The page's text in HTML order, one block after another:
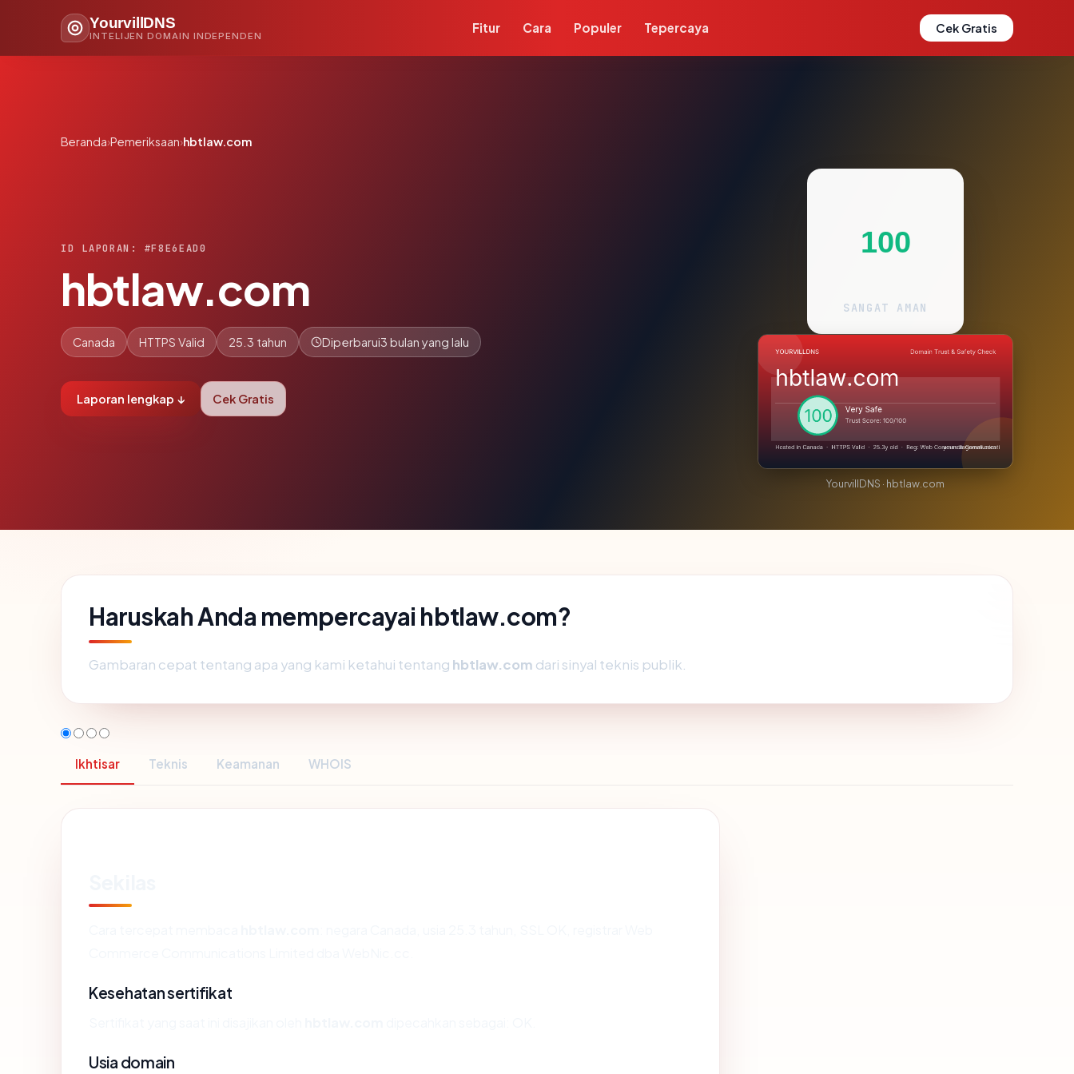
YourvillDNS
INTELIJEN DOMAIN INDEPENDEN
Fitur Cara Populer Tepercaya Cek Gratis
Beranda›Pemeriksaan›hbtlaw.com
ID LAPORAN: #F8E6EAD0
hbtlaw.com
Canada HTTPS Valid 25.3 tahun Diperbarui3 bulan yang lalu
Laporan lengkap ↓ Cek Gratis
100
SANGAT AMAN
YourvillDNS · hbtlaw.com
Haruskah Anda mempercayai hbtlaw.com?
Gambaran cepat tentang apa yang kami ketahui tentang hbtlaw.com dari sinyal teknis publik.
Ikhtisar Teknis Keamanan WHOIS
Kesehatan sertifikat
Usia domain